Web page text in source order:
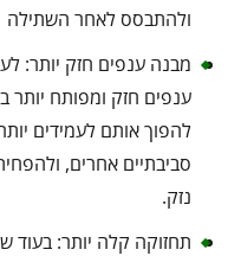
ולהתבסס לאחר השתילה
מבנה ענפים חזק יותר:
ענפים חזק ומפותח יותר
להפוך אותם לעמידים
סביבתיים אחרים,
נזק.
תחזוקה קלה יותר: בעוד